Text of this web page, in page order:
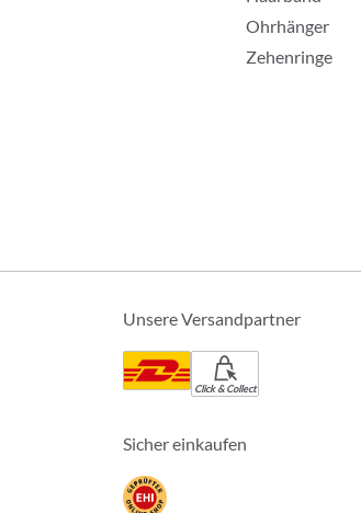
Ohrhänger
Zehenringe
Unsere Versandpartner
Click & Collect
Sicher einkaufen